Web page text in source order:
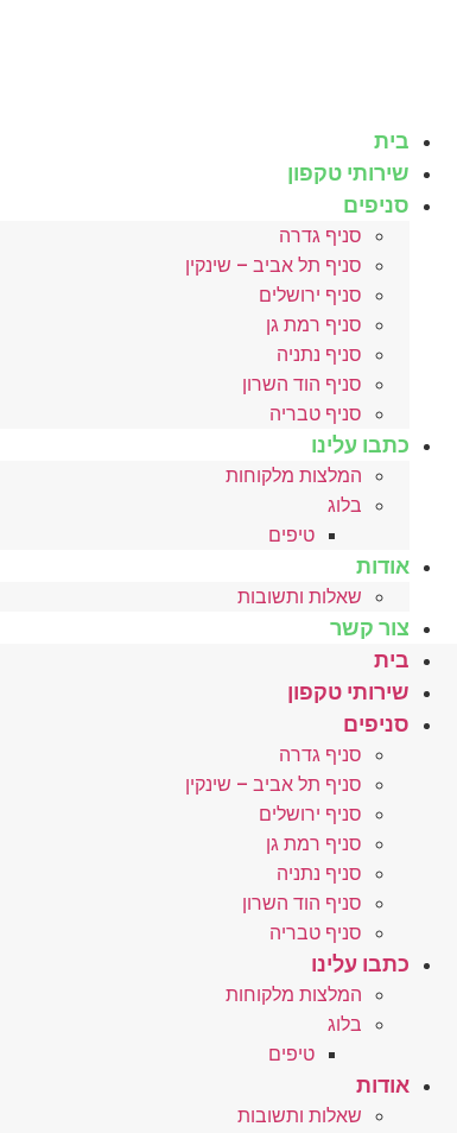
בית
שירותי טקפון
סניפים
סניף גדרה
סניף תל אביב – שינקין
סניף ירושלים
סניף רמת גן
סניף נתניה
סניף הוד השרון
סניף טבריה
כתבו עלינו
המלצות מלקוחות
בלוג
טיפים
אודות
שאלות ותשובות
צור קשר
בית
שירותי טקפון
סניפים
סניף גדרה
סניף תל אביב – שינקין
סניף ירושלים
סניף רמת גן
סניף נתניה
סניף הוד השרון
סניף טבריה
כתבו עלינו
המלצות מלקוחות
בלוג
טיפים
אודות
שאלות ותשובות